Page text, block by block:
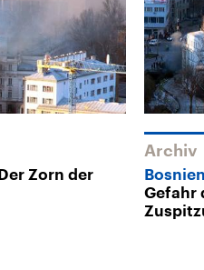
Der Zorn der
Archiv
Gefahr